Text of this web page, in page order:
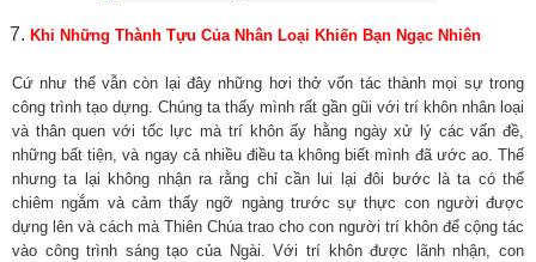
Khi Những Thành Tựu Của Nhân Loại Khiến Bạn Ngạc Nhiên
Cứ như thể vẫn còn lại đây những hơi thở vốn tác thành mọi sự trong
công trình tạo dựng. Chúng ta thấy mình rất gần gũi với trí khôn nhân loại
và thân quen với tốc lực mà trí khôn ấy hằng ngày xử lý các vấn đề,
những bất tiện, và ngay cả nhiều điều ta không biết mình đã ước ao. Thế
nhưng ta lại không nhận ra rằng chỉ cần lui lại đôi bước là ta có thể
chiêm ngắm và cảm thấy ngỡ ngàng trước sự thực con người được
dựng lên và cách mà Thiên Chúa trao cho con người trí khôn để cộng tác
vào công trình sáng tạo của Ngài. Với trí khôn được lãnh nhận, con